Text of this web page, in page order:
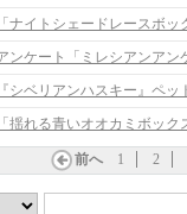
「ナイトシェードレースボ
ンケート「ミレシアンアン
『シベリアンハスキー』ペ
「揺れる青いオオカミボッ
前へ 1 2